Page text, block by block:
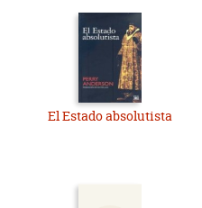
El Estado absolutista